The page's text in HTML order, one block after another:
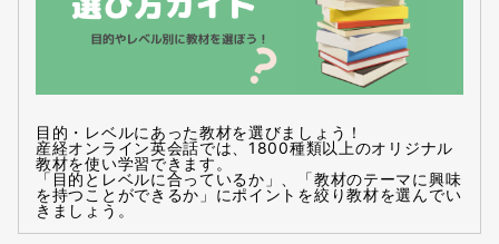
目的・レベルにあった教材を選びましょう！
産経オンライン英会話では、1800種類以上のオリジナル
教材を使い学習できます。
「目的とレベルに合っているか」、「教材のテーマに興味
を持つことができるか」にポイントを絞り教材を選んでい
きましょう。